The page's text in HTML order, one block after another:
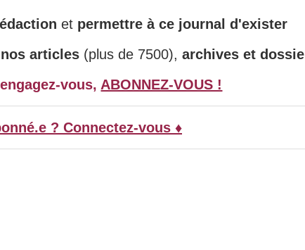
et permettre à ce journal d'exister
articles (plus de 7500), archives et
vous, ABONNEZ-VOUS !
? Connectez-vous ♦